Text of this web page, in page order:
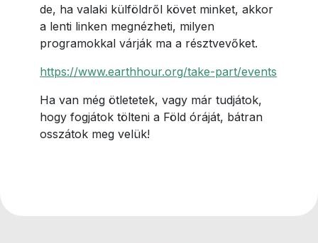
de, ha valaki külföldről követ minket, akkor
a lenti linken megnézheti, milyen
programokkal várják ma a résztvevőket.
https://www.earthhour.org/take-part/events
Ha van még ötletetek, vagy már tudjátok,
hogy fogjátok tölteni a Föld óráját, bátran
osszátok meg velük!